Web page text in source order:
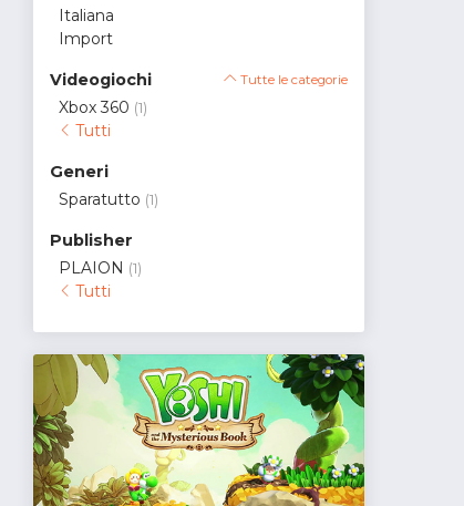
Italiana
Import
Videogiochi Tutte le categorie
Xbox 360 (1)
Tutti
Generi
Sparatutto (1)
Publisher
PLAION (1)
Tutti